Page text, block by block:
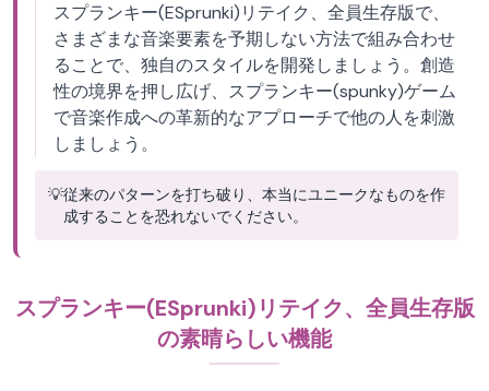
スプランキー(ESprunki)リテイク、全員生存版で、
さまざまな音楽要素を予期しない方法で組み合わせ
ることで、独自のスタイルを開発しましょう。創造
性の境界を押し広げ、スプランキー(spunky)ゲーム
で音楽作成への革新的なアプローチで他の人を刺激
しましょう。
💡従来のパターンを打ち破り、本当にユニークなものを作
成することを恐れないでください。
スプランキー(ESprunki)リテイク、全員生存版
の素晴らしい機能